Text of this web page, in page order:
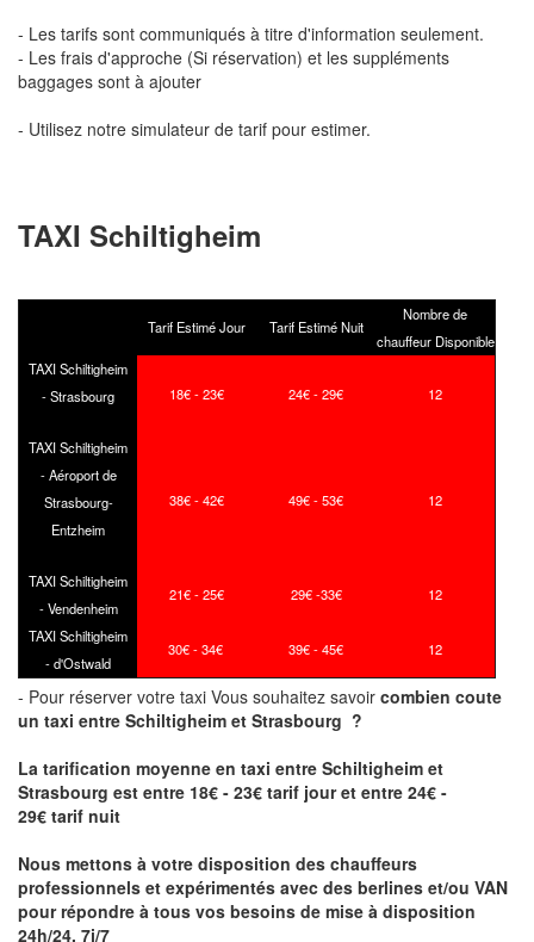
- Les tarifs sont communiqués à titre d'information seulement.
- Les frais d'approche (Si réservation) et les suppléments
baggages sont à ajouter
- Utilisez notre simulateur de tarif pour estimer.
TAXI Schiltigheim
Tarif Estimé Jour Tarif Estimé Nuit
Nombre de
chauffeur Disponible
TAXI Schiltigheim
- Strasbourg
18€ - 23€ 24€ - 29€ 12
TAXI Schiltigheim
- Aéroport de
Strasbourg-
Entzheim
38€ - 42€ 49€ - 53€ 12
TAXI Schiltigheim
- Vendenheim
21€ - 25€ 29€ -33€ 12
TAXI Schiltigheim
- d'Ostwald
30€ - 34€ 39€ - 45€ 12
- Pour réserver votre taxi Vous souhaitez savoir combien coute
un taxi entre Schiltigheim et Strasbourg ?
La tarification moyenne en taxi entre Schiltigheim et
Strasbourg est entre 18€ - 23€ tarif jour et entre 24€ -
29€ tarif nuit
Nous mettons à votre disposition des chauffeurs
professionnels et expérimentés avec des berlines et/ou VAN
pour répondre à tous vos besoins de mise à disposition
24h/24, 7j/7